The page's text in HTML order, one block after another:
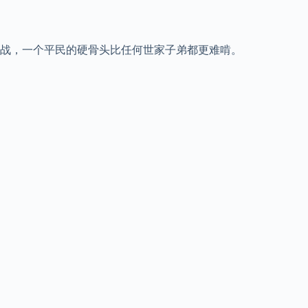
一个平民的硬骨头比任何世家子弟都更难啃。